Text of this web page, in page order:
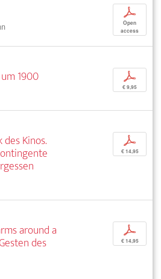
p
Open
access
1900
p
€ 9,95
Kinos.
p
€ 14,95
around a
des
p
€ 14,95